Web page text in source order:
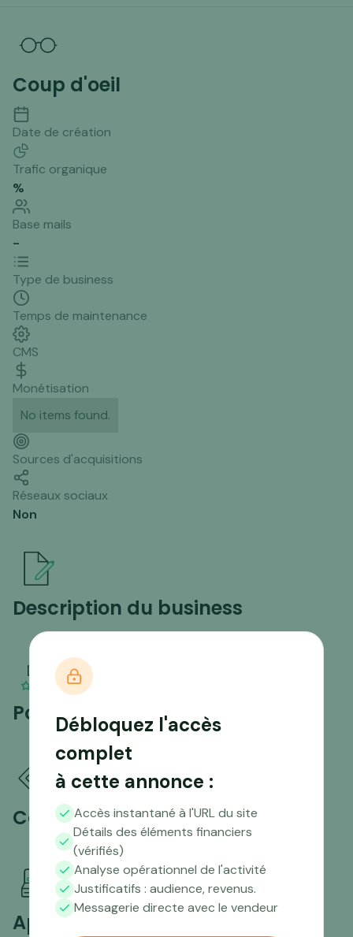
Coup d'oeil
Date de création
Trafic organique
%
Base mails
-
Type de business
Temps de maintenance
CMS
Monétisation
No items found.
Sources d'acquisitions
Réseaux sociaux
Non
Description du business
Débloquez l'accès
complet
à cette annonce :
Accès instantané à l'URL du site
Détails des éléments financiers
(vérifiés)
Analyse opérationnel de l'activité
Justificatifs : audience, revenus.
Messagerie directe avec le vendeur
Points forts
Compétences nécessaires
Aperçu du trafic sur les 12